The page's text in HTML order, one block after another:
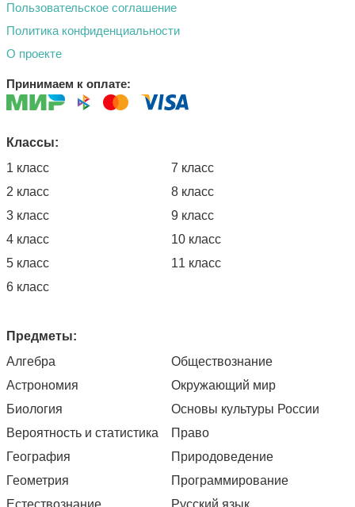
Пользовательское соглашение
Политика конфиденциальности
О проекте
Принимаем к оплате:
Классы:
1 класс
2 класс
3 класс
4 класс
5 класс
6 класс
7 класс
8 класс
9 класс
10 класс
11 класс
Предметы:
Алгебра
Астрономия
Биология
Вероятность и статистика
География
Геометрия
Естествознание
Обществознание
Окружающий мир
Основы культуры России
Право
Природоведение
Программирование
Русский язык